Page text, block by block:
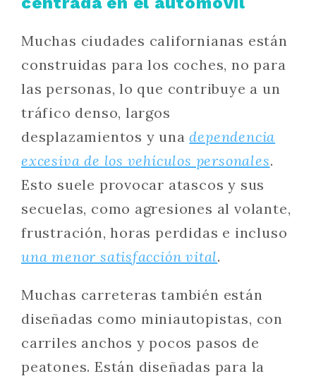
Muchas ciudades californianas están
construidas para los coches, no para
las personas, lo que contribuye a un
tráfico denso, largos
desplazamientos y unadependencia
excesiva de los vehículos personales.
Esto suele provocar atascos y sus
secuelas, como agresiones al volante,
frustración, horas perdidas e incluso
una menor satisfacción vital.
Muchas carreteras también están
diseñadas como miniautopistas, con
carriles anchos y pocos pasos de
peatones. Están diseñadas para la